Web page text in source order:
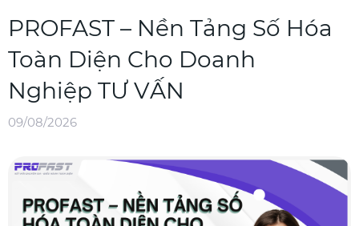
PROFAST – Nền Tảng Số Hóa
Toàn Diện Cho Doanh
Nghiệp TƯ VẤN
09/08/2026